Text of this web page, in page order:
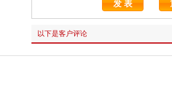
以下是客户评论